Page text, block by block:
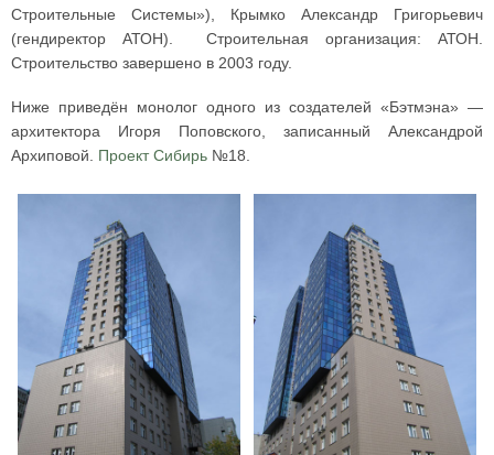
Строительные Системы»), Крымко Александр Григорьевич
(гендиректор АТОН). Строительная организация: АТОН.
Строительство завершено в 2003 году.
Ниже приведён монолог одного из создателей «Бэтмэна» —
архитектора Игоря Поповского, записанный Александрой
Архиповой. Проект Сибирь №18.